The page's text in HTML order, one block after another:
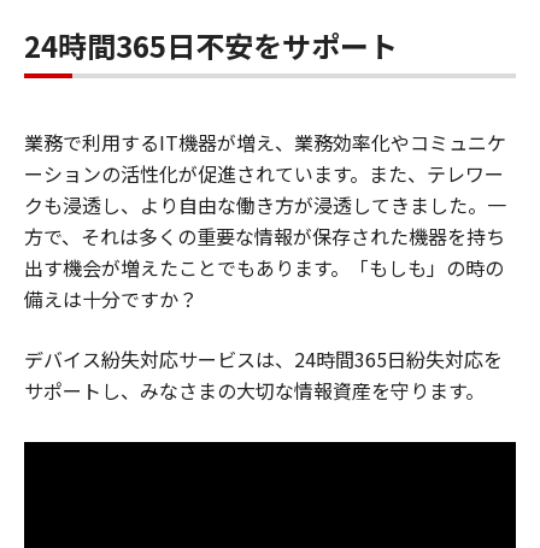
24時間365日不安をサポート
業務で利用するIT機器が増え、業務効率化やコミュニケ
ーションの活性化が促進されています。また、テレワー
クも浸透し、より自由な働き方が浸透してきました。一
方で、それは多くの重要な情報が保存された機器を持ち
出す機会が増えたことでもあります。「もしも」の時の
備えは十分ですか？
デバイス紛失対応サービスは、24時間365日紛失対応を
サポートし、みなさまの大切な情報資産を守ります。